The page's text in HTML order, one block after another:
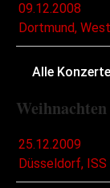
09.12.2008
Dortmund,
Alle
25.12.2009
Düsseldorf, ISS